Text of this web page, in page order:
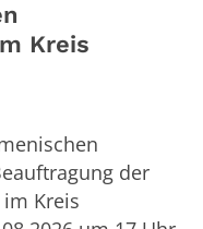
Kreis
der
Kreis